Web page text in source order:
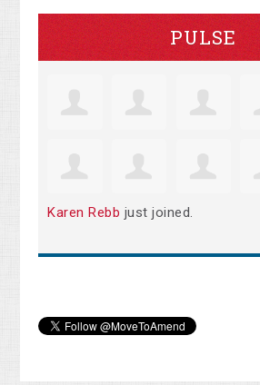
PULSE
Karen Rebb just joined.